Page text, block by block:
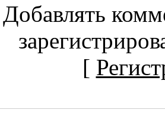
Добавлять
[